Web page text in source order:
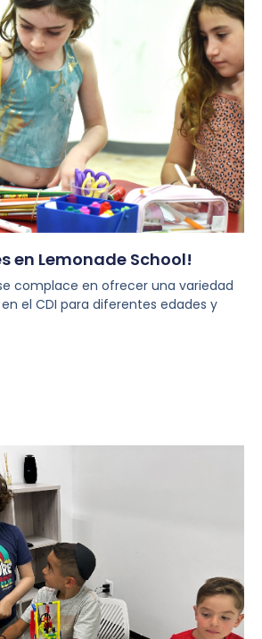
en Lemonade School!
complace en ofrecer una variedad
el CDI para diferentes edades y